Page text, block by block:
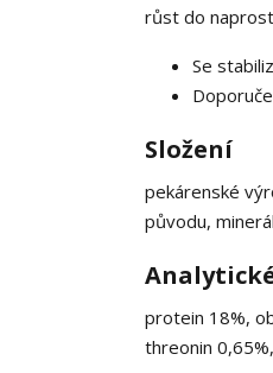
růst do
Se
Složení
pekárenské
původu,
protein 18%,
threonin